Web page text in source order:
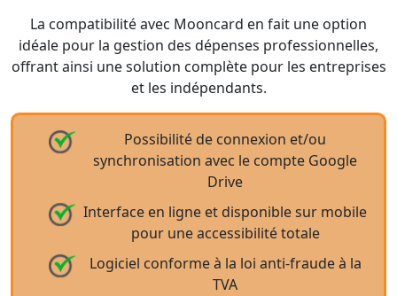
La compatibilité avec Mooncard en fait une option
idéale pour la gestion des dépenses professionnelles,
offrant ainsi une solution complète pour les entreprises
et les indépendants.
Possibilité de connexion et/ou
synchronisation avec le compte Google
Drive
Interface en ligne et disponible sur mobile
pour une accessibilité totale
Logiciel conforme à la loi anti-fraude à la
TVA